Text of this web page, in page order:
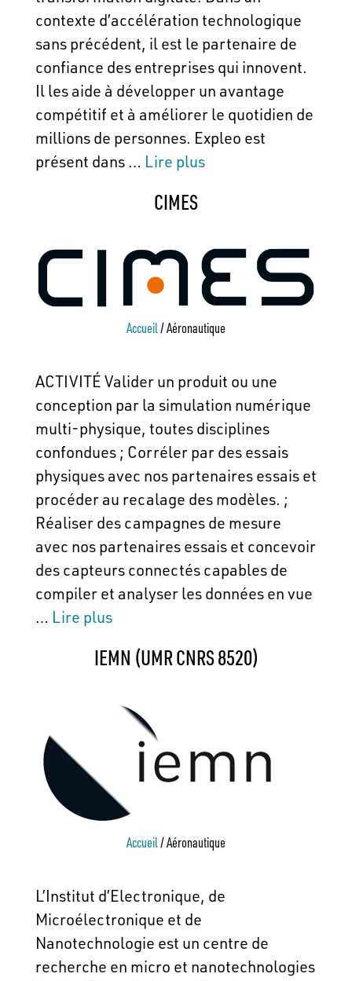
contexte d’accélération technologique
sans précédent, il est le partenaire de
confiance des entreprises qui innovent.
Il les aide à développer un avantage
compétitif et à améliorer le quotidien de
millions de personnes. Expleo est
présent dans … Lire plus
CIMES
Accueil/Aéronautique
ACTIVITÉ Valider un produit ou une
conception par la simulation numérique
multi-physique, toutes disciplines
confondues ; Corréler par des essais
physiques avec nos partenaires essais et
procéder au recalage des modèles. ;
Réaliser des campagnes de mesure
avec nos partenaires essais et concevoir
des capteurs connectés capables de
compiler et analyser les données en vue
… Lire plus
IEMN (UMR CNRS 8520)
Accueil/Aéronautique
L’Institut d’Electronique, de
Microélectronique et de
Nanotechnologie est un centre de
recherche en micro et nanotechnologies